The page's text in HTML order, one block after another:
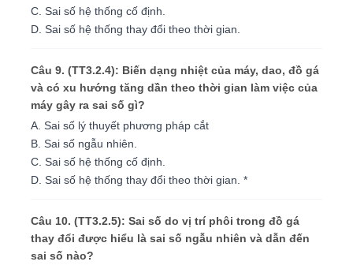
C. Sai số hệ thống cố định.
D. Sai số hệ thống thay đổi theo thời gian.
Câu 9. (TT3.2.4): Biến dạng nhiệt của máy, dao, đồ gá
và có xu hướng tăng dần theo thời gian làm việc của
máy gây ra sai số gì?
A. Sai số lý thuyết phương pháp cắt
B. Sai số ngẫu nhiên.
C. Sai số hệ thống cố định.
D. Sai số hệ thống thay đổi theo thời gian. *
Câu 10. (TT3.2.5): Sai số do vị trí phôi trong đồ gá
thay đổi được hiểu là sai số ngẫu nhiên và dẫn đến
sai số nào?